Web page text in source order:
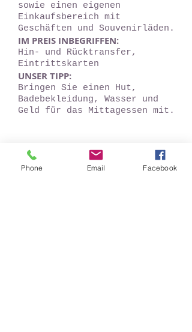
sowie einen eigenen
Einkaufsbereich mit
Geschäften und Souvenirläden.
IM PREIS INBEGRIFFEN:
Hin- und Rücktransfer,
Eintrittskarten
UNSER TIPP:
Bringen Sie einen Hut,
Badebekleidung, Wasser und
Geld für das Mittagessen mit.
Phone Email Facebook